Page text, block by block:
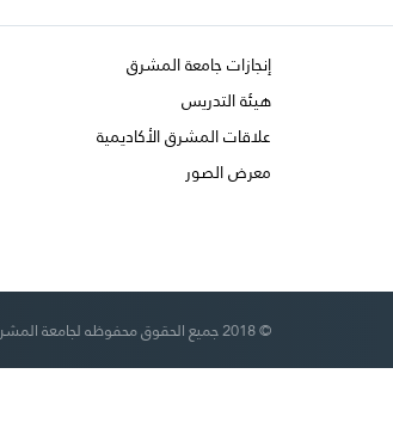
إنجازات جامعة المشرق
هيئة التدريس
علاقات المشرق الأكاديمية
معرض الصور
© 2018 جميع الحقوق محفوظه لجامعة المشرق